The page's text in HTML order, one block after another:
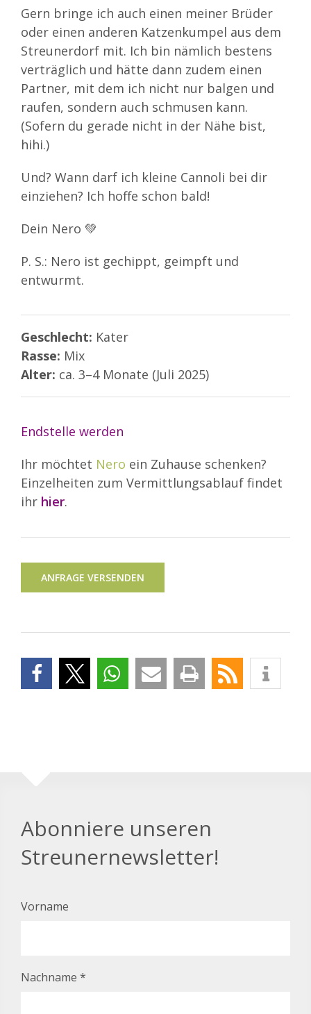
Gern bringe ich auch einen meiner Brüder
oder einen anderen Katzenkumpel aus dem
Streunerdorf mit. Ich bin nämlich bestens
verträglich und hätte dann zudem einen
Partner, mit dem ich nicht nur balgen und
raufen, sondern auch schmusen kann.
(Sofern du gerade nicht in der Nähe bist,
hihi.)
Und? Wann darf ich kleine Cannoli bei dir
einziehen? Ich hoffe schon bald!
Dein Nero 💚
P. S.: Nero ist gechippt, geimpft und
entwurmt.
Geschlecht: Kater
Rasse: Mix
Alter: ca. 3–4 Monate (Juli 2025)
Endstelle werden
Ihr möchtet Nero ein Zuhause schenken?
Einzelheiten zum Vermittlungsablauf findet
ihr hier.
ANFRAGE VERSENDEN
Abonniere unseren
Streunernewsletter!
Vorname
Nachname *